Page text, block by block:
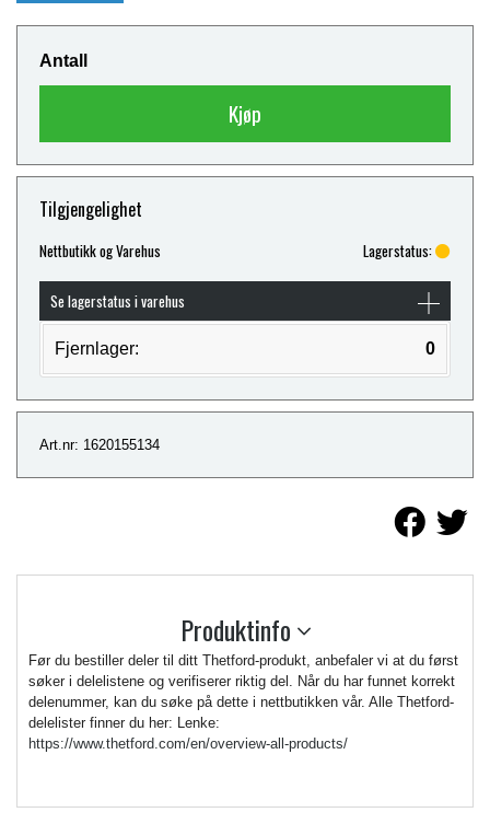
Antall
Kjøp
Tilgjengelighet
Nettbutikk og Varehus Lagerstatus:
Se lagerstatus i varehus
Fjernlager: 0
Art.nr: 1620155134
Produktinfo
Før du bestiller deler til ditt Thetford-produkt, anbefaler vi at du først
søker i delelistene og verifiserer riktig del. Når du har funnet korrekt
delenummer, kan du søke på dette i nettbutikken vår. Alle Thetford-
delelister finner du her: Lenke:
https://www.thetford.com/en/overview-all-products/